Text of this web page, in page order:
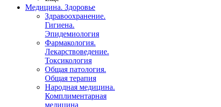
Медицина. Здоровье
Здравоохранение.
Гигиена.
Эпидемиология
Фармакология.
Лекарствоведение.
Токсикология
Общая патология.
Общая терапия
Народная медицина.
Комплиментарная
медицина